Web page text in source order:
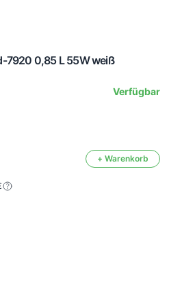
7920 0,85 L 55W weiß
Verfügbar
+ Warenkorb